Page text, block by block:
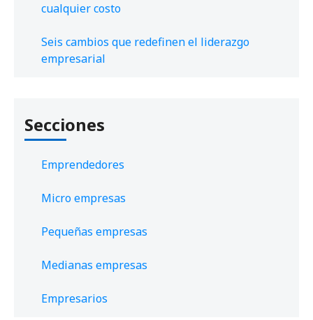
cualquier costo
Seis cambios que redefinen el liderazgo
empresarial
Secciones
Emprendedores
Micro empresas
Pequeñas empresas
Medianas empresas
Empresarios